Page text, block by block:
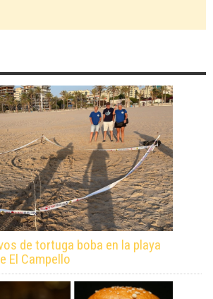
de tortuga boba en la playa
El Campello